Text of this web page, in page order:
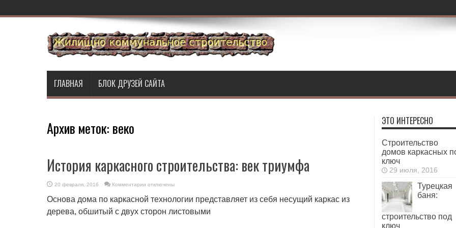
ГЛАВНАЯ БЛОК ДРУЗЕЙ САЙТА
Архив меток: веко
История каркасного строительства: век триумфа
20 февраля, 2016 Комментарии
История
каркасного
век
триумфа
отключены
Основа дома по каркасной технологии представляет из себя несущий каркас из
дерева, обшитый с двух сторон листовыми
ЭТО ИНТЕРЕСНО
Строительство
домов каркасных
ключ
29 июля, 2016
Турецкая
баня:
строительство под
ключ